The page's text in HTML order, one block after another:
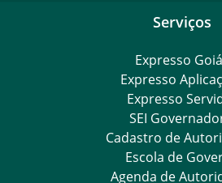
Serviços
Expresso
Expresso
Expresso
SEI
Cadastro de
Escola de
Agenda de